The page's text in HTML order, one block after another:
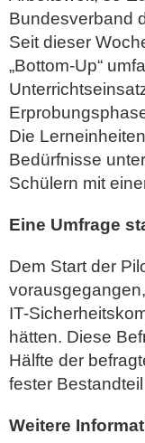
Bundesverband
Seit dieser
„Bottom-Up“
Die
Bedürfnisse
Schülern mit
Eine Umfrage
Dem Start der
IT-
hätten. Diese
Hälfte der
fester
Weitere